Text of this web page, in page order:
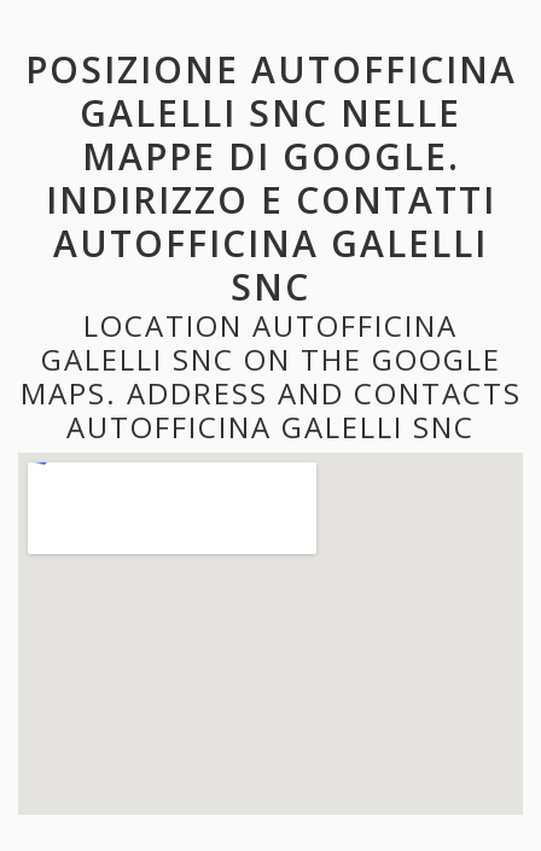
POSIZIONE AUTOFFICINA
GALELLI SNC NELLE
MAPPE DI GOOGLE.
INDIRIZZO E CONTATTI
AUTOFFICINA GALELLI
SNC
LOCATION AUTOFFICINA
GALELLI SNC ON THE GOOGLE
MAPS. ADDRESS AND CONTACTS
AUTOFFICINA GALELLI SNC